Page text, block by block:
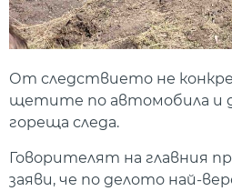
От следствието не
щетите по автомобила и
гореща следа.
Говорителят на главния
заяви, че по делото най-